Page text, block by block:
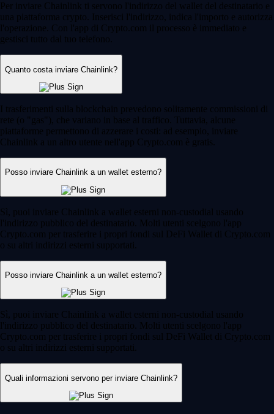
Per inviare Chainlink ti servono l'indirizzo del wallet del destinatario e
una piattaforma crypto. Inserisci l'indirizzo, indica l'importo e autorizza
l'operazione. Con l'app di Crypto.com il processo è immediato e
gestisci tutto dal tuo telefono.
Quanto costa inviare Chainlink?
I trasferimenti sulla blockchain prevedono solitamente commissioni di
rete (o "gas"), che variano in base al traffico. Tuttavia, alcune
piattaforme permettono di azzerare i costi: ad esempio, inviare
Chainlink a un altro utente nell'app Crypto.com è gratis.
Posso inviare Chainlink a un wallet esterno?
Sì, puoi inviare Chainlink a wallet esterni non-custodial usando
l'indirizzo pubblico del destinatario. Molti utenti scelgono l'app
Crypto.com per trasferire i propri fondi sul DeFi Wallet di Crypto.com
o su altri indirizzi esterni supportati.
Posso inviare Chainlink a un wallet esterno?
Sì, puoi inviare Chainlink a wallet esterni non-custodial usando
l'indirizzo pubblico del destinatario. Molti utenti scelgono l'app
Crypto.com per trasferire i propri fondi sul DeFi Wallet di Crypto.com
o su altri indirizzi esterni supportati.
Quali informazioni servono per inviare Chainlink?